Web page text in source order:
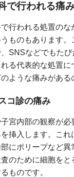
で行われる痛
行われる処置の
ものもあります
SNSなどでもた
る代表的な処置
ような痛みがある
コ診の痛み
宮内部の観察が
を挿入します。これ
にポリープなど
査のために細胞を
ものです。